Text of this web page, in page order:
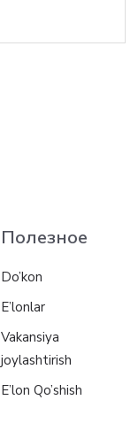
Полезное
Do’kon
E’lonlar
Vakansiya
joylashtirish
E’lon Qo’shish